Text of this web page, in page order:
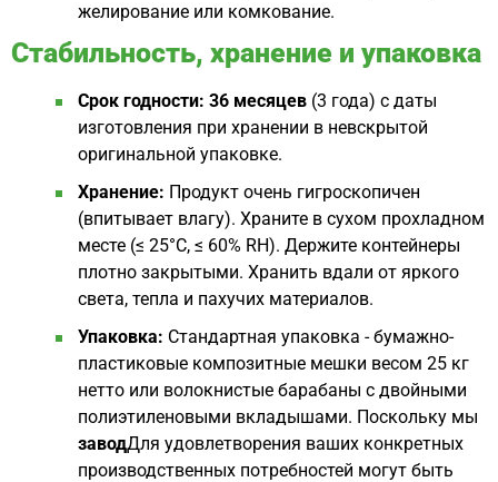
желирование или комкование.
Стабильность, хранение и упаковка
Срок годности: 36 месяцев (3 года) с даты
изготовления при хранении в невскрытой
оригинальной упаковке.
Хранение: Продукт очень гигроскопичен
(впитывает влагу). Храните в сухом прохладном
месте (≤ 25°C, ≤ 60% RH). Держите контейнеры
плотно закрытыми. Хранить вдали от яркого
света, тепла и пахучих материалов.
Упаковка: Стандартная упаковка - бумажно-
пластиковые композитные мешки весом 25 кг
нетто или волокнистые барабаны с двойными
полиэтиленовыми вкладышами. Поскольку мы
заводДля удовлетворения ваших конкретных
производственных потребностей могут быть